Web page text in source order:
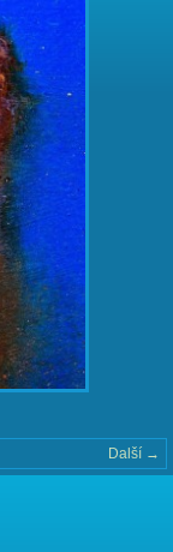
Další →